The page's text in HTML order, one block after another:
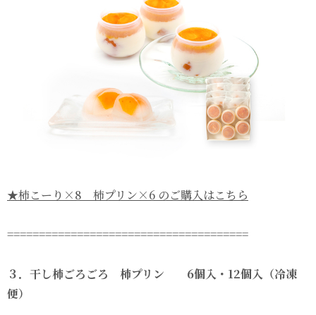
★柿こーり×8 柿プリン×6 のご購入はこちら
======================================
３．干し柿ごろごろ 柿プリン 6個入・12個入（冷凍
便）